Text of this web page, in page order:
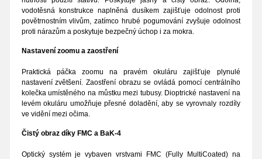
vodotěsná konstrukce naplněná dusíkem zajišťuje odolnost proti
povětrnostním vlivům, zatímco hrubé pogumování zvyšuje odolnost
proti nárazům a poskytuje bezpečný úchop i za mokra.
Nastavení zoomu a zaostření
Praktická páčka zoomu na pravém okuláru zajišťuje plynulé
nastavení zvětšení. Zaostření obrazu se ovládá pomocí centrálního
kolečka umístěného na můstku mezi tubusy. Dioptrické nastavení na
levém okuláru umožňuje přesné doladění, aby se vyrovnaly rozdíly
ve vidění mezi očima.
Čistý obraz díky FMC a BaK-4
Optický systém je vybaven vrstvami FMC (Fully MultiCoated) na